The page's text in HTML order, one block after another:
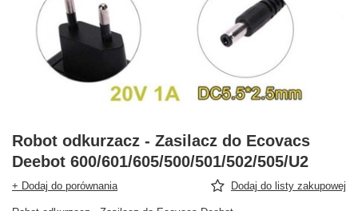
Robot odkurzacz - Zasilacz do Ecovacs
Deebot 600/601/605/500/501/502/505/U2
+ Dodaj do porównania Dodaj do listy zakupowej